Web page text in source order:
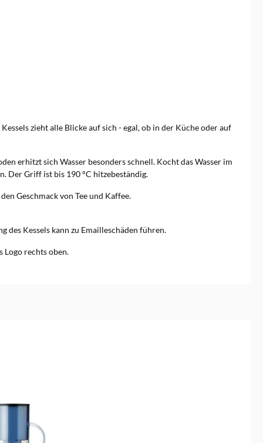
zieht alle Blicke auf sich - egal, ob in der Küche oder auf
erhitzt sich Wasser besonders schnell. Kocht das Wasser im
Der Griff ist bis 190 °C hitzebeständig.
Geschmack von Tee und Kaffee.
des Kessels kann zu Emailleschäden führen.
Logo rechts oben.